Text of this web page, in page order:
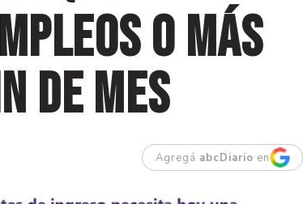
o más
de mes
Agregá abcDiario en